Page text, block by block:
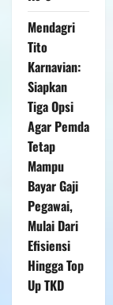
Mendagri
Tito
Karnavian:
Siapkan
Tiga Opsi
Agar Pemda
Tetap
Mampu
Bayar Gaji
Pegawai,
Mulai Dari
Efisiensi
Hingga Top
Up TKD